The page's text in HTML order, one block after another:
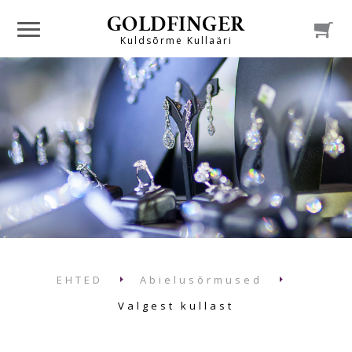
GOLDFINGER
Kuldsõrme Kullaäri

EHTED
Abielusõrmused
Valgest kullast